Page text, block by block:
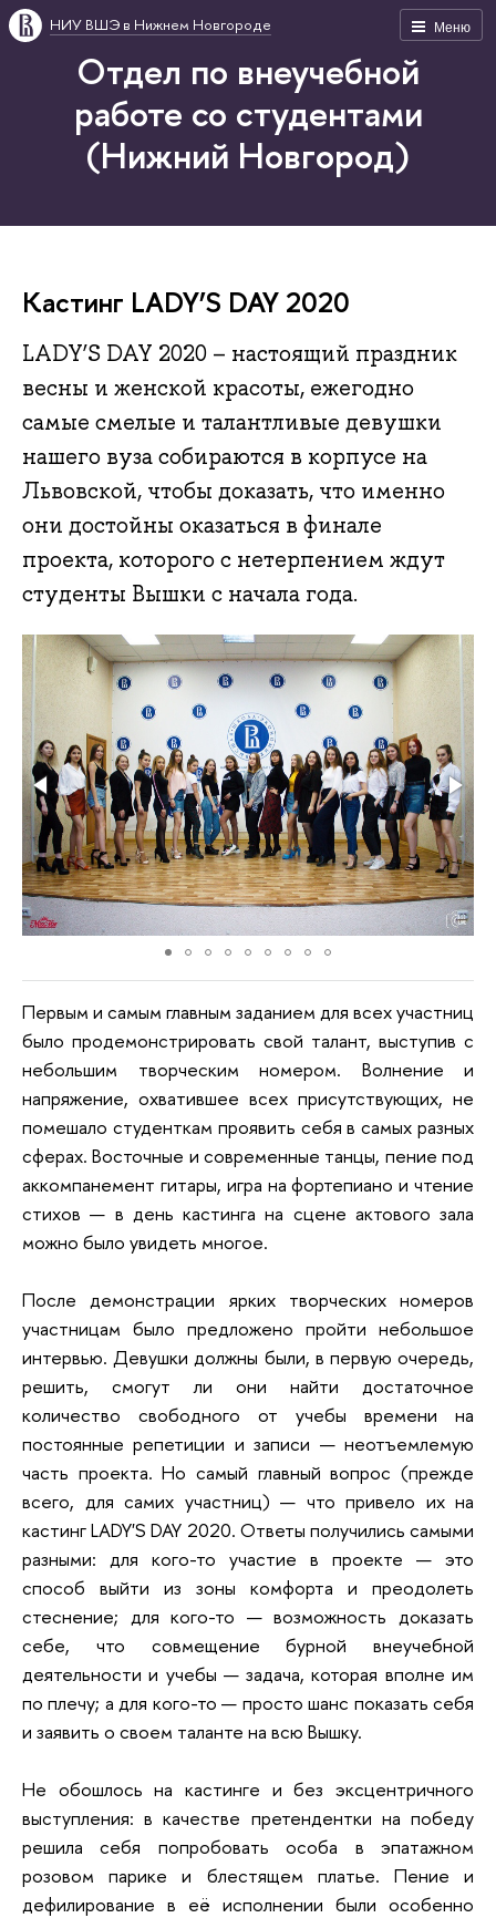
Меню
НИУ ВШЭ в Нижнем Новгороде
Отдел по внеучебной
работе со студентами
(Нижний Новгород)
Кастинг LADY’S DAY 2020
LADY’S DAY 2020 – настоящий праздник
весны и женской красоты, ежегодно
самые смелые и талантливые девушки
нашего вуза собираются в корпусе на
Львовской, чтобы доказать, что именно
они достойны оказаться в финале
проекта, которого с нетерпением ждут
студенты Вышки с начала года.
Первым и самым главным заданием для всех участниц
было продемонстрировать свой талант, выступив с
небольшим творческим номером. Волнение и
напряжение, охватившее всех присутствующих, не
помешало студенткам проявить себя в самых разных
сферах. Восточные и современные танцы, пение под
аккомпанемент гитары, игра на фортепиано и чтение
стихов — в день кастинга на сцене актового зала
можно было увидеть многое.
После демонстрации ярких творческих номеров
участницам было предложено пройти небольшое
интервью. Девушки должны были, в первую очередь,
решить, смогут ли они найти достаточное
количество свободного от учебы времени на
постоянные репетиции и записи — неотъемлемую
часть проекта. Но самый главный вопрос (прежде
всего, для самих участниц) — что привело их на
кастинг LADY'S DAY 2020. Ответы получились самыми
разными: для кого-то участие в проекте — это
способ выйти из зоны комфорта и преодолеть
стеснение; для кого-то — возможность доказать
себе, что совмещение бурной внеучебной
деятельности и учебы — задача, которая вполне им
по плечу; а для кого-то — просто шанс показать себя
и заявить о своем таланте на всю Вышку.
Не обошлось на кастинге и без эксцентричного
выступления: в качестве претендентки на победу
решила себя попробовать особа в эпатажном
розовом парике и блестящем платье. Пение и
дефилирование в её исполнении были особенно